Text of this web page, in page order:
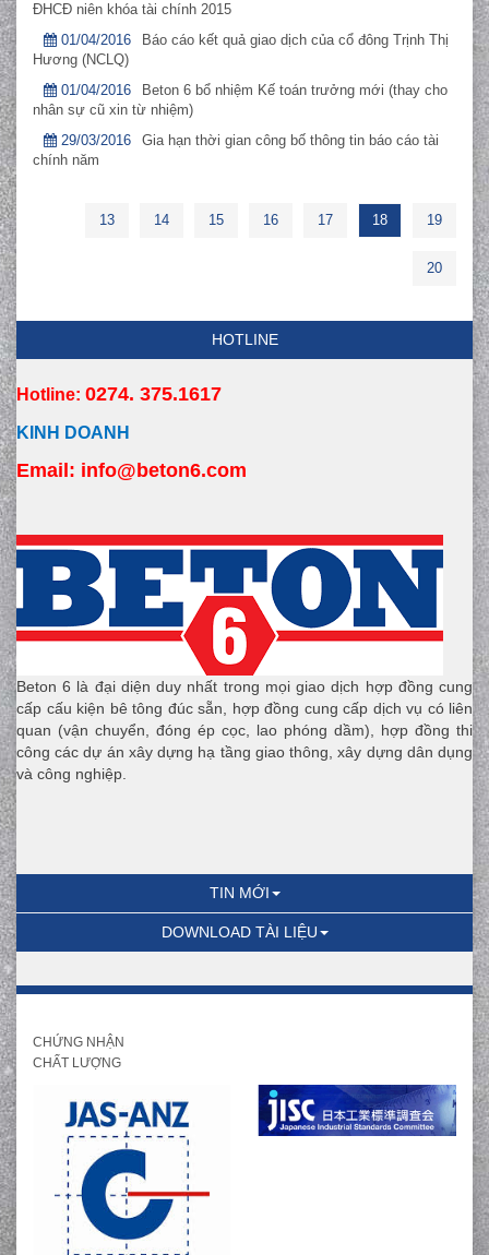
ĐHCĐ niên khóa tài chính 2015
01/04/2016
Báo cáo kết quả giao dịch của cổ đông Trịnh Thị
Hương (NCLQ)
01/04/2016
Beton 6 bổ nhiệm Kế toán trưởng mới (thay cho
nhân sự cũ xin từ nhiệm)
29/03/2016
Gia hạn thời gian công bố thông tin báo cáo tài
chính năm
13 14 15 16 17 18 19
20
HOTLINE
Hotline: 0274. 375.1617
KINH DOANH
Email: info@beton6.com
Beton 6 là đại diện duy nhất trong mọi giao dịch hợp đồng cung
cấp cấu kiện bê tông đúc sẵn, hợp đồng cung cấp dịch vụ có liên
quan (vận chuyển, đóng ép cọc, lao phóng dầm), hợp đồng thi
công các dự án xây dựng hạ tầng giao thông, xây dựng dân dụng
và công nghiệp.
TIN MỚI
DOWNLOAD TÀI LIỆU
CHỨNG NHẬN
CHẤT LƯỢNG